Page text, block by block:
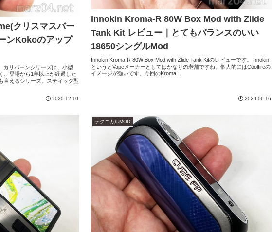
クリスマスバー
ンKokoのアップ
カリバーンシリーズは、小型
、登場から1年以上が経過した
言えるシリーズ。スティック型
2020.12.10
Innokin Kroma-R 80W Box Mod with Zlide
Tank Kit レビュー｜とてもバランスのいい
18650シングルMod
Innokin Kroma-R 80W Box Mod with Zlide Tank Kitのレビューです。Innokin
というとVapeメーカーとしてはかなりの老舗ですね。個人的にはCoolfireの
イメージが強いです。今回のKroma...
2020.06.16
テクニカルMOD